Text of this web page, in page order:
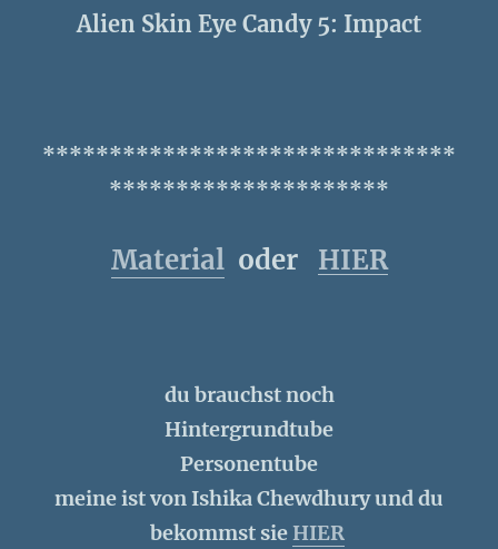
Alien Skin Eye Candy 5: Impact
*******************************
*********************
Materialoder HIER
du brauchst noch
Hintergrundtube
Personentube
meine ist von Ishika Chewdhury und du
bekommst sieHIER